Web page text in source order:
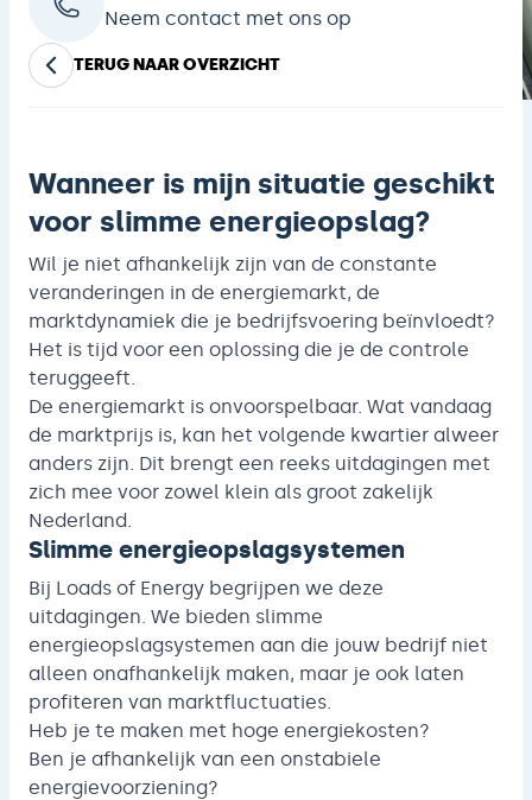
TERUG NAAR OVERZICHT
Neem contact met ons op
Wanneer is mijn situatie geschikt
voor slimme energieopslag?
Wil je niet afhankelijk zijn van de constante
veranderingen in de energiemarkt, de
marktdynamiek die je bedrijfsvoering beïnvloedt?
Het is tijd voor een oplossing die je de controle
teruggeeft.
De energiemarkt is onvoorspelbaar. Wat vandaag
de marktprijs is, kan het volgende kwartier alweer
anders zijn. Dit brengt een reeks uitdagingen met
zich mee voor zowel klein als groot zakelijk
Nederland.
Slimme energieopslagsystemen
Bij Loads of Energy begrijpen we deze
uitdagingen. We bieden slimme
energieopslagsystemen aan die jouw bedrijf niet
alleen onafhankelijk maken, maar je ook laten
profiteren van marktfluctuaties.
Heb je te maken met hoge energiekosten?
Ben je afhankelijk van een onstabiele
energievoorziening?